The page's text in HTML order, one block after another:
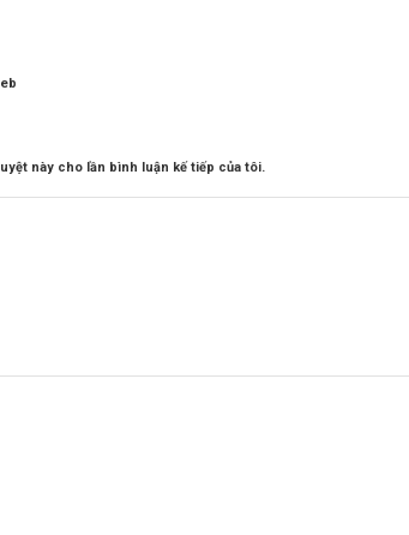
này cho lần bình luận kế tiếp của tôi.